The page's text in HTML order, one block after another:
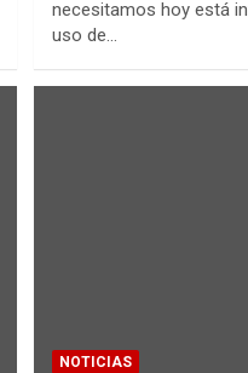
necesitamos hoy está
uso de…
NOTICIAS